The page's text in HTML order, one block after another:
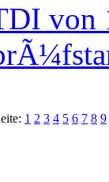
von
1 2 3 4 5 6 7 8 9